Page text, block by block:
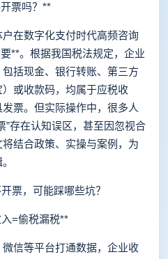
票吗？**
在数字化支付时代高频咨询
**。根据我国税法规定，企业
括现金、银行转账、第三方
或收款码，均属于应税收
票。但实际操作中，很多人
”存在认知误区，甚至因忽视合
结合政策、实操与案例，为
，可能踩哪些坑？
=偷税漏税**
信等平台打通数据，企业收